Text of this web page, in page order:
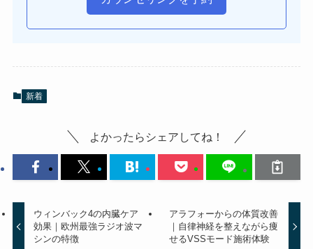
新着
よかったらシェアしてね！
ウィンバック4の内臓ケア
効果｜欧州最強ラジオ波マ
シンの特徴
アラフォーからの体質改善
｜自律神経を整えながら痩
せるVSSモード施術体験